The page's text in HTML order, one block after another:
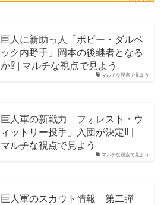
マルチな視点で見よう
巨人に新助っ人「ボビー・ダルベ
ック内野手」岡本の後継者となる
か⁉️ | マルチな視点で見よう
マルチな視点で見よう
巨人軍の新戦力「フォレスト・ウ
ィットリー投手」入団が決定‼️ |
マルチな視点で見よう
巨人軍のスカウト情報 第二弾